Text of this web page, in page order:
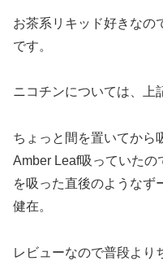
お茶系リキッド好きなの
です。
ニコチンについては、上
ちょっと間を置いてから
Amber Leaf吸っていた
を吸った直後のようなず
健在。
レビューなので普段より